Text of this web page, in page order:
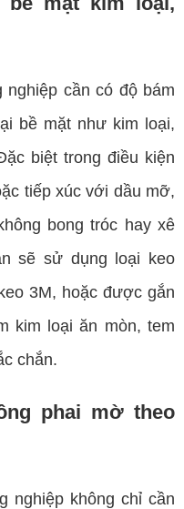
cần có độ bám
bề mặt như kim loại,
biệt trong điều kiện
tiếp xúc với dầu mỡ,
bong tróc hay xê
sẽ sử dụng loại keo
3M, hoặc được gắn
kim loại ăn mòn, tem
chắn.
phai mờ theo
không chỉ cần